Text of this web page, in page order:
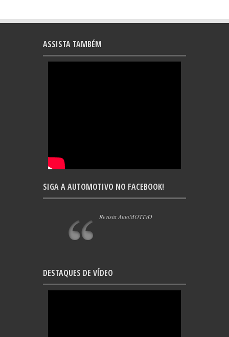
ASSISTA TAMBÉM
SIGA A AUTOMOTIVO NO FACEBOOK!
Revista AutoMOTIVO
DESTAQUES DE VÍDEO